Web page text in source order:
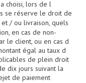
MP3
Intégrée
choisi, lors de l
se réserve le droit de
/ ou livraison, quels
en cas de non-
le client, ou en cas d
égal au taux d
de plein droit
dix jours suivant la
de paiement